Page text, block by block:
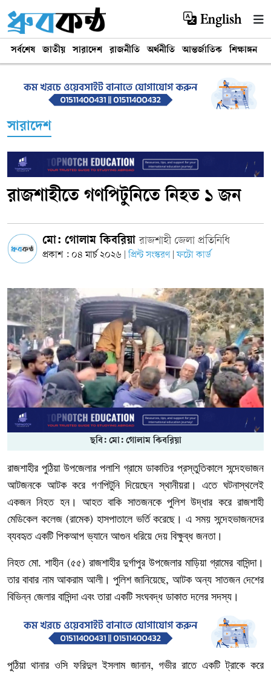
English
সর্বশেষ জাতীয় সারাদেশ রাজনীতি অর্থনীতি আন্তর্জাতিক শিক্ষাঙ্গন
সারাদেশ
রাজশাহীতে গণপিটুনিতে নিহত ১ জন
মো: গোলাম কিবরিয়ারাজশাহী জেলা প্রতিনিধি
প্রকাশ : ০৪ মার্চ ২০২৬ প্রিন্ট সংস্করণ ফটো কার্ড
ছবি: মো: গোলাম কিবরিয়া
রাজশাহীর পুঠিয়া উপজেলার পলাশি গ্রামে ডাকাতির প্রস্তুতিকালে সন্দেহভাজন
আটজনকে আটক করে গণপিটুনি দিয়েছেন স্থানীয়রা। এতে ঘটনাস্থলেই
একজন নিহত হন। আহত বাকি সাতজনকে পুলিশ উদ্ধার করে রাজশাহী
মেডিকেল কলেজ(রামেক) হাসপাতালে ভর্তি করেছে। এ সময় সন্দেহভাজনদের
ব্যবহৃত একটি পিকআপ ভ্যানে আগুন ধরিয়ে দেয় বিক্ষুব্ধ জনতা।
নিহত মো. শাহীন(৫৫) রাজশাহীর দুর্গাপুর উপজেলার মাড়িয়া গ্রামের বাসিন্দা।
তার বাবার নাম আকরাম আলী। পুলিশ জানিয়েছে, আটক অন্য সাতজন দেশের
বিভিন্ন জেলার বাসিন্দা এবং তারা একটি সংঘবদ্ধ ডাকাত দলের সদস্য।
পুঠিয়া থানার ওসি ফরিদুল ইসলাম জানান,গভীর রাতে একটি ট্রাকে করে